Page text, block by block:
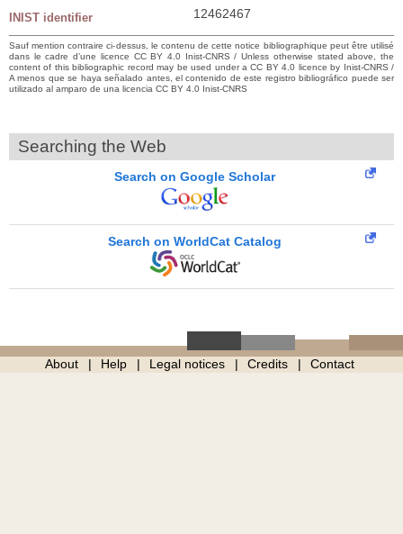
INIST identifier 12462467
Sauf mention contraire ci-dessus, le contenu de cette notice bibliographique peut être utilisé
dans le cadre d’une licence CC BY 4.0 Inist-CNRS / Unless otherwise stated above, the
content of this bibliographic record may be used under a CC BY 4.0 licence by Inist-CNRS /
A menos que se haya señalado antes, el contenido de este registro bibliográfico puede ser
utilizado al amparo de una licencia CC BY 4.0 Inist-CNRS
Searching the Web
Search on Google Scholar
Search on WorldCat Catalog
About Help Legal notices Credits Contact